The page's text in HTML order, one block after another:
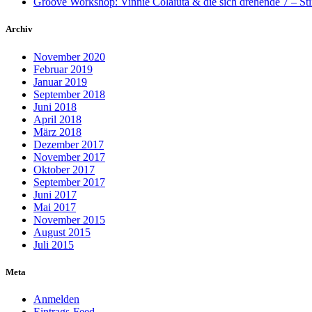
Archiv
November 2020
Februar 2019
Januar 2019
September 2018
Juni 2018
April 2018
März 2018
Dezember 2017
November 2017
Oktober 2017
September 2017
Juni 2017
Mai 2017
November 2015
August 2015
Juli 2015
Meta
Anmelden